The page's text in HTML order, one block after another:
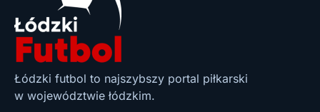
Łódzki futbol to najszybszy portal piłkarski
w województwie łódzkim.